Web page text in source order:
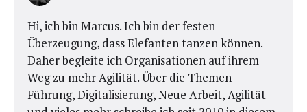
Hi, ich bin Marcus. Ich bin der festen
Überzeugung, dass Elefanten tanzen können.
Daher begleite ich Organisationen auf ihrem
Weg zu mehr Agilität. Über die Themen
Führung, Digitalisierung, Neue Arbeit, Agilität